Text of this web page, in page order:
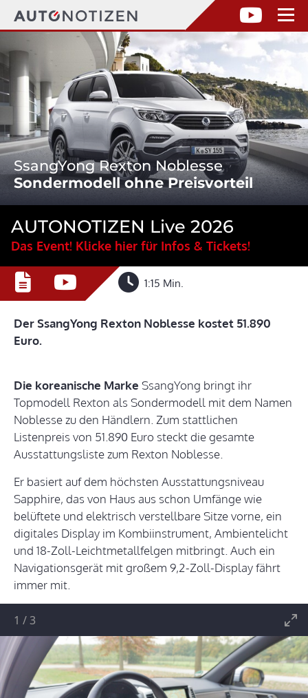
SsangYong Rexton Noblesse
Sondermodell ohne Preisvorteil
AUTONOTIZEN Live 2026
Das Event! Klicke hier für Infos & Tickets!
1:15 Min.
Der SsangYong Rexton Noblesse kostet 51.890
Euro.
Die koreanische Marke SsangYong bringt ihr
Topmodell Rexton als Sondermodell mit dem Namen
Noblesse zu den Händlern. Zum stattlichen
Listenpreis von 51.890 Euro steckt die gesamte
Ausstattungsliste zum Rexton Noblesse.
Er basiert auf dem höchsten Ausstattungsniveau
Sapphire, das von Haus aus schon Umfänge wie
belüftete und elektrisch verstellbare Sitze vorne, ein
digitales Display im Kombiinstrument, Ambientelicht
und 18-Zoll-Leichtmetallfelgen mitbringt. Auch ein
Navigationsgerät mit großem 9,2-Zoll-Display fährt
immer mit.
1 /3